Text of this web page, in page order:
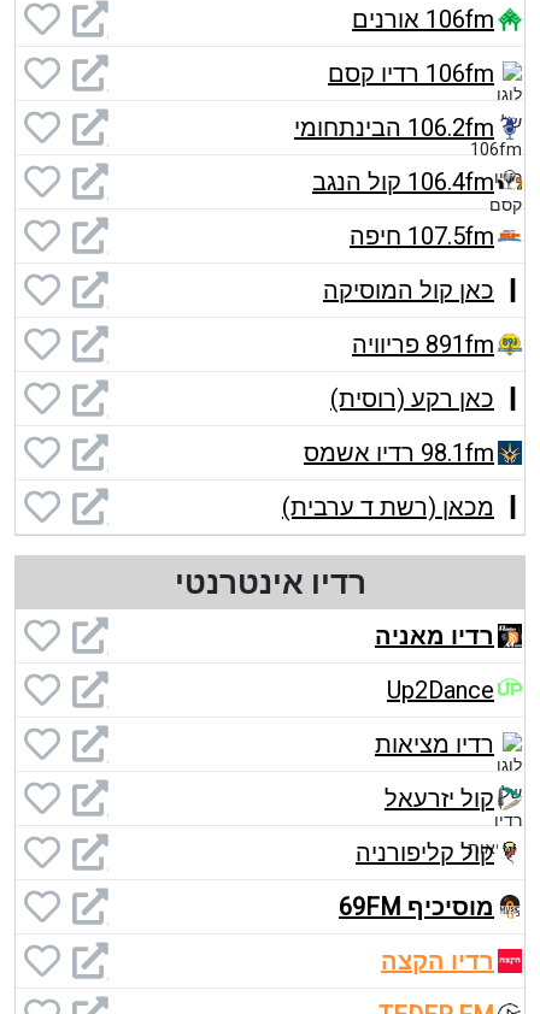
106fm אורנים
106fm רדיו קסם
106.2fm הבינתחומי
106.4fm קול הנגב
107.5fm חיפה
כאן קול המוסיקה
891fm פריוויה
כאן רקע (רוסית)
98.1fm רדיו אשמס
מכאן (רשת ד ערבית)
רדיו אינטרנטי
רדיו מאניה
Up2Dance
רדיו מציאות
קול יזרעאל
קול קליפורניה
מוסיכיף 69FM
רדיו הקצה